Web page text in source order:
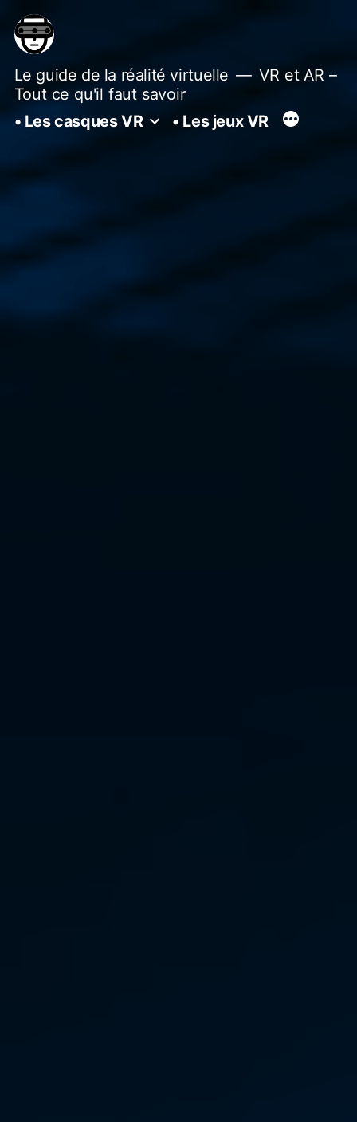
au
contenu
Le guide de la réalité virtuelle
VR et AR –
Tout ce qu'il faut savoir
• Les casques VR
• Les jeux VR